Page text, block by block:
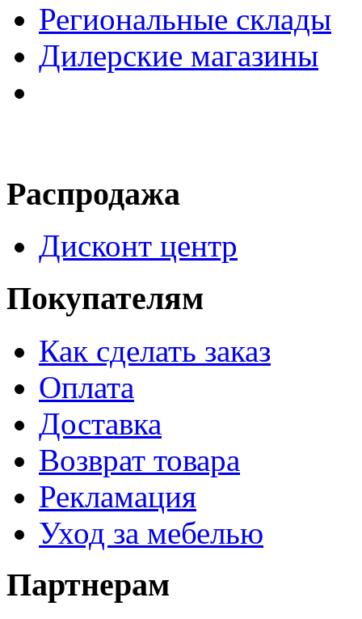
Региональные склады
Дилерские магазины
Распродажа
Дисконт центр
Покупателям
Как сделать заказ
Оплата
Доставка
Возврат товара
Рекламация
Уход за мебелью
Партнерам